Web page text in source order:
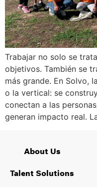
Trabajar no solo se
objetivos. También se
más grande. En Solvo,
o la vertical: se
conectan a las
generan impacto real.
About Us
Talent Solutions